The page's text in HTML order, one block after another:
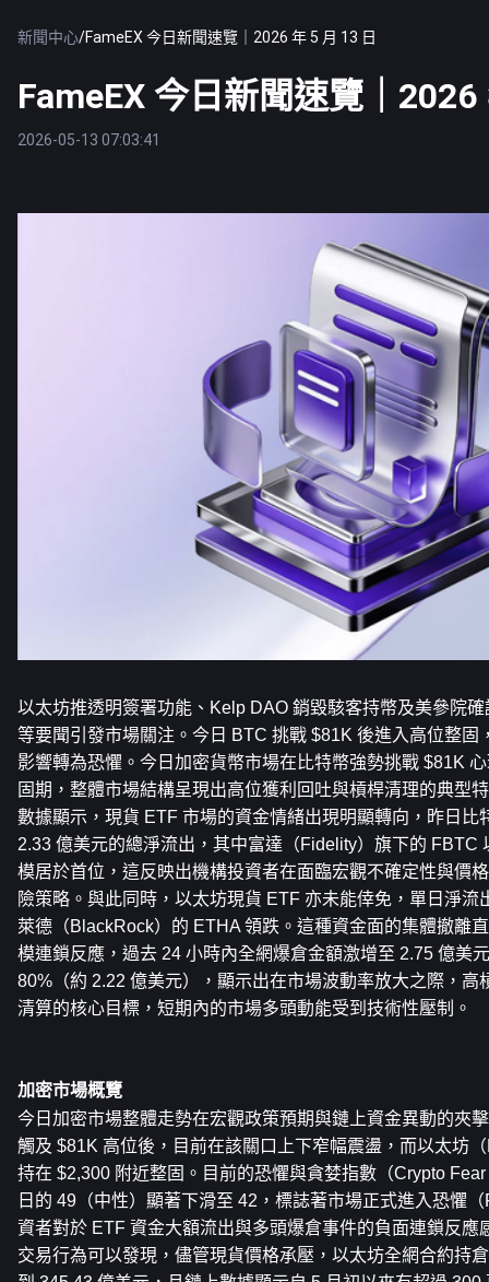
新聞中心/FameEX 今日新聞速覽｜2026 年 5 月 13 日
FameEX 今日新聞速覽｜
2026-05-13 07:03:41
以太坊推透明簽署功能、Kelp DAO 銷毀駭客持幣及美參院
等要聞引發市場關注。今日 BTC 挑戰 $81K 後進入高位整固
影響轉為恐懼。今日加密貨幣市場在比特幣強勢挑戰 $81K
固期，整體市場結構呈現出高位獲利回吐與槓桿清理的典型
數據顯示，現貨 ETF 市場的資金情緒出現明顯轉向，昨日比
2.33 億美元的總淨流出，其中富達（Fidelity）旗下的 FBTC
模居於首位，這反映出機構投資者在面臨宏觀不確定性與價
險策略。與此同時，以太坊現貨 ETF 亦未能倖免，單日淨流
萊德（BlackRock）的 ETHA 領跌。這種資金面的集體撤離
模連鎖反應，過去 24 小時內全網爆倉金額激增至 2.75 億美
80%（約 2.22 億美元），顯示出在市場波動率放大之際，高
清算的核心目標，短期內的市場多頭動能受到技術性壓制。
加密市場概覽
今日加密市場整體走勢在宏觀政策預期與鏈上資金異動的夾
觸及 $81K 高位後，目前在該關口上下窄幅震盪，而以太坊
持在 $2,300 附近整固。目前的恐懼與貪婪指數（Crypto
日的 49（中性）顯著下滑至 42，標誌著市場正式進入恐懼
資者對於 ETF 資金大額流出與多頭爆倉事件的負面連鎖反應
交易行為可以發現，儘管現貨價格承壓，以太坊全網合約持